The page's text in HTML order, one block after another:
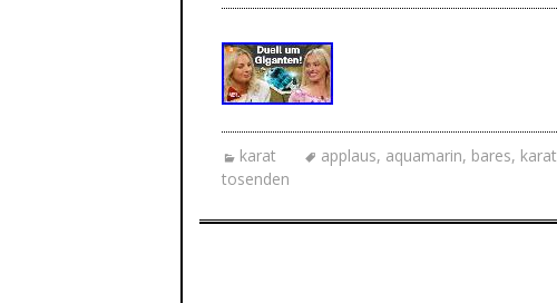
karat applaus, aquamarin, bares, karat
tosenden